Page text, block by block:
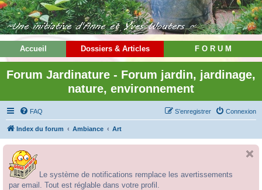
Accueil Dossiers & Articles F O R U M
Forum Jardinature - Forum jardin, jardinage,
nature, environnement
FAQ Connexion
S’enregistrer
Index du forum Ambiance Art
Le système de notifications remplace les avertissements
par email. Tout est réglable dans votre profil.